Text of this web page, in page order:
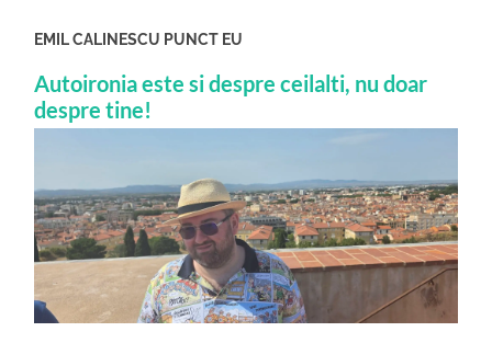
EMIL CALINESCU PUNCT EU
Autoironia este si despre ceilalti, nu doar
despre tine!